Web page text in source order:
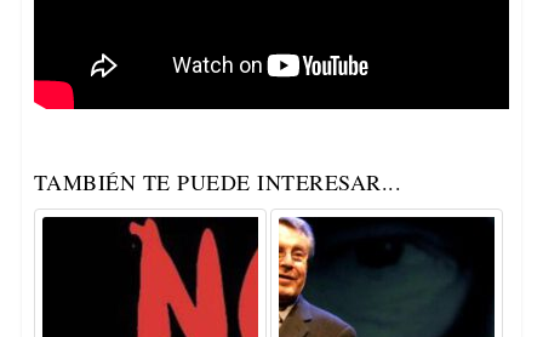
TAMBIÉN TE PUEDE INTERESAR...